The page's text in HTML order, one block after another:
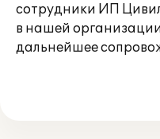
сотрудники ИП
в нашей
дальнейшее